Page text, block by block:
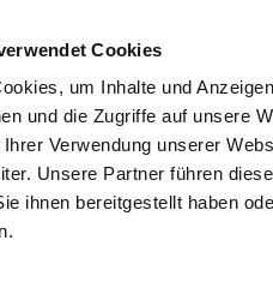
Cookies
um Inhalte und
und die Zugriffe auf unsere
Verwendung unserer
Unsere Partner führen
ihnen bereitgestellt haben